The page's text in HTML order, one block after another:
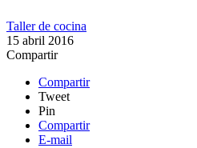
Taller de cocina
15 abril 2016
Compartir
Compartir
Tweet
Pin
Compartir
E-mail